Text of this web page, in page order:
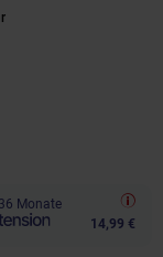
Monate
14,99 €